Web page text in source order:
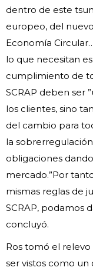
dentro de este
europeo, del
Economía
lo que necesitan
cumplimiento de
SCRAP deben ser
los clientes, sino
del cambio para
la
obligaciones
mercado.”Por
mismas reglas de
SCRAP, podamos
concluyó.
Ros tomó el relevo
ser vistos como un